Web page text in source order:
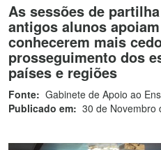
As sessões de
antigos alunos
conhecerem mais
prosseguimento dos
países e regiões
Fonte: Gabinete de Apoio ao
Publicado em: 30 de Novembro